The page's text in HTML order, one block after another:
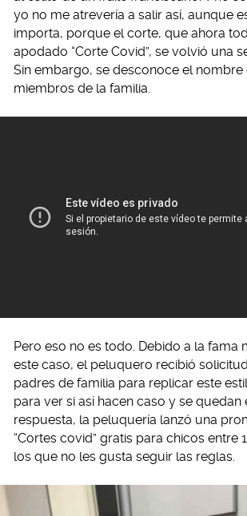
yo no me atrevería a salir así, aunque
importa, porque el corte, que ahora
apodado “Corte Covid”, se volvió una
Sin embargo, se desconoce el nombre
miembros de la familia.
Pero eso no es todo. Debido a la fama
este caso, el peluquero recibió
padres de familia para replicar este
para ver si así hacen caso y se quedan
respuesta, la peluquería lanzó una
“Cortes covid” gratis para chicos entre
los que no les gusta seguir las reglas.